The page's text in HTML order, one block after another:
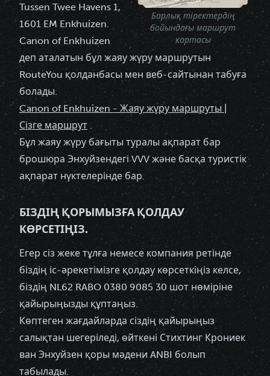
Барлық тіректердің
бойындағы маршрут
картасы
Tussen Twee Havens 1,
1601 EM Enkhuizen.
Canon of Enkhuizen
деп аталатын бұл жаяу жүру маршрутын
RouteYou қолданбасы мен веб-сайтынан табуға
болады.
Canon of Enkhuizen - Жаяу жүру маршруты |
Сізге маршрут.
Бұл жаяу жүру бағыты туралы ақпарат бар
брошюра Энхуйзендегі VVV және басқа туристік
ақпарат нүктелерінде бар.
БІЗДІҢ ҚОРЫМЫЗҒА ҚОЛДАУ
КӨРСЕТІҢІЗ.
Егер сіз жеке тұлға немесе компания ретінде
біздің іс-әрекетімізге қолдау көрсеткіңіз келсе,
біздің NL62 RABO 0380 9085 30 шот нөміріне
қайырыңызды құптаңыз.
Көптеген жағдайларда сіздің қайырыңыз
салықтан шегеріледі, өйткені Стихтинг Крониек
ван Энхуйзен қоры мәдени ANBI болып
табылады.